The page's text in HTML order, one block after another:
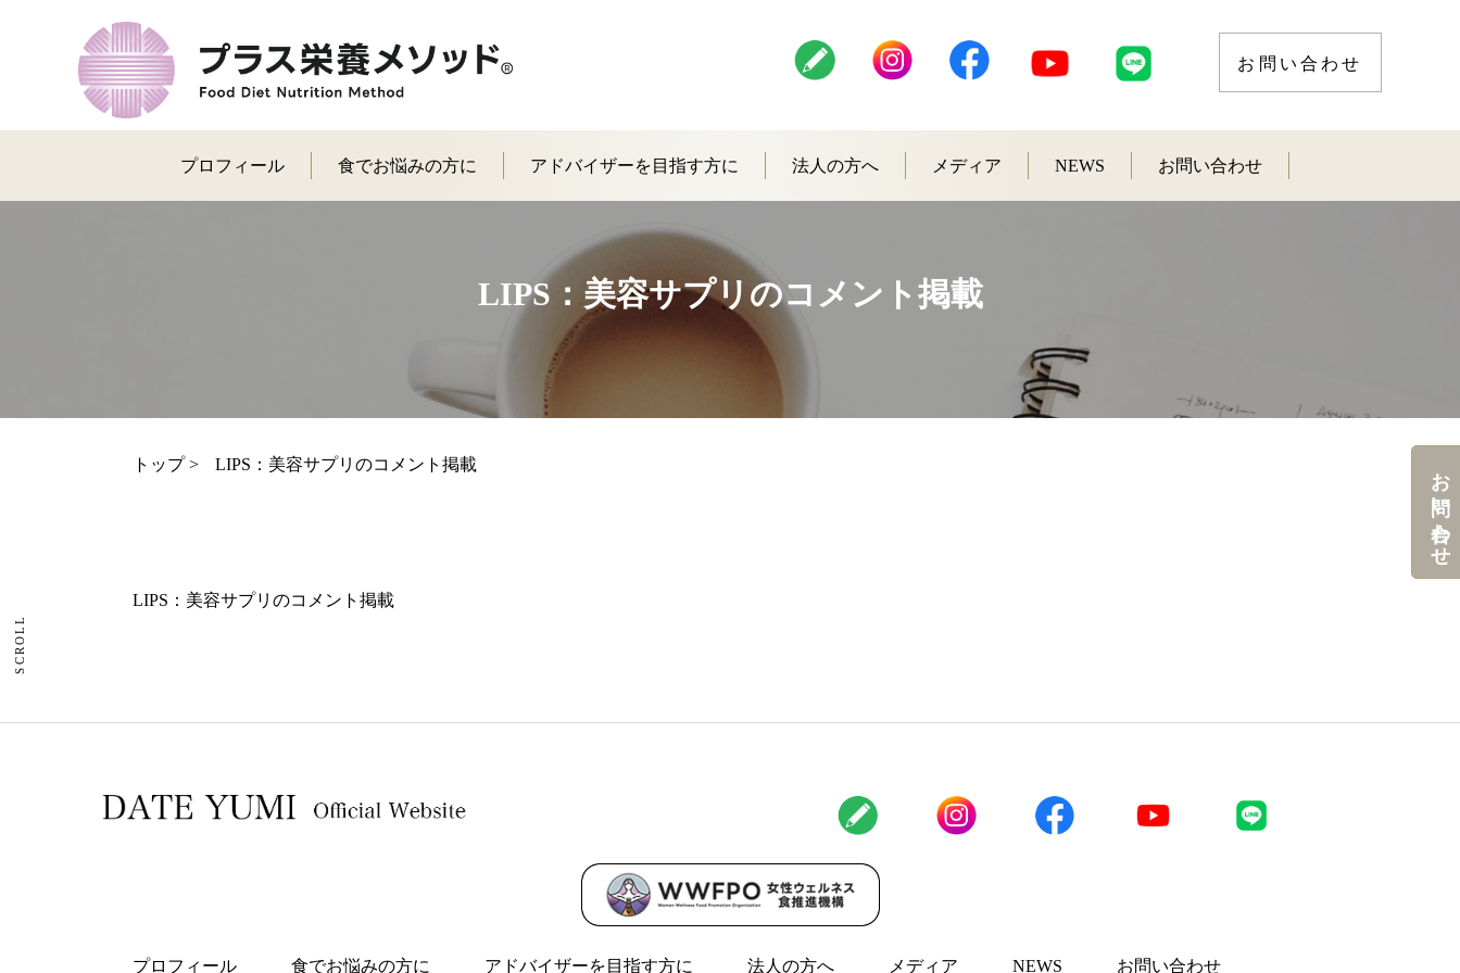
お問い合わせ
プロフィール 食でお悩みの方に アドバイザーを目指す方に 法人の方へ メディア NEWS お問い合わせ
LIPS：美容サプリのコメント掲載
トップ> LIPS：美容サプリのコメント掲載
SCROLL
LIPS：美容サプリのコメント掲載
プロフィール 食でお悩みの方に アドバイザーを目指す方に 法人の方へ メディア NEWS お問い合わせ
お問い合わせ